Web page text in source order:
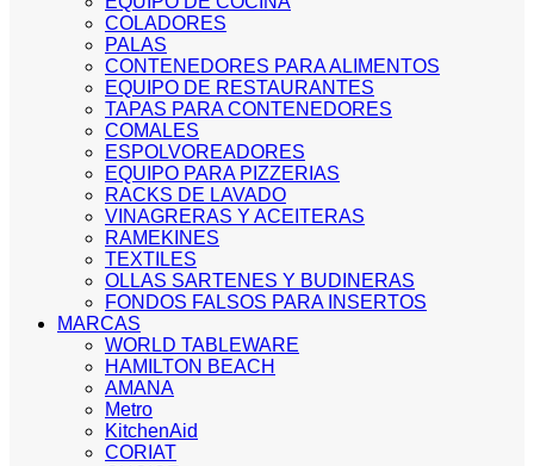
COLADORES
PALAS
CONTENEDORES PARA ALIMENTOS
EQUIPO DE RESTAURANTES
TAPAS PARA CONTENEDORES
COMALES
ESPOLVOREADORES
EQUIPO PARA PIZZERIAS
RACKS DE LAVADO
VINAGRERAS Y ACEITERAS
RAMEKINES
TEXTILES
OLLAS SARTENES Y BUDINERAS
FONDOS FALSOS PARA INSERTOS
MARCAS
WORLD TABLEWARE
HAMILTON BEACH
AMANA
Metro
KitchenAid
CORIAT